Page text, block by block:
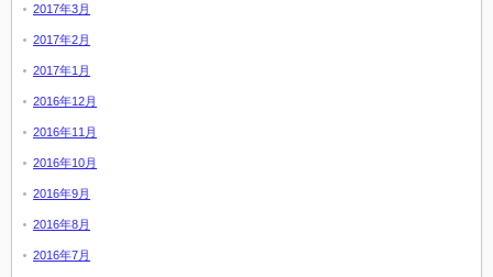
2017年3月
2017年2月
2017年1月
2016年12月
2016年11月
2016年10月
2016年9月
2016年8月
2016年7月